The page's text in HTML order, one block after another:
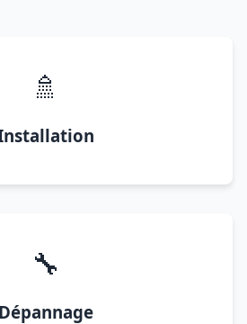
🚿
🔧
Dépannage